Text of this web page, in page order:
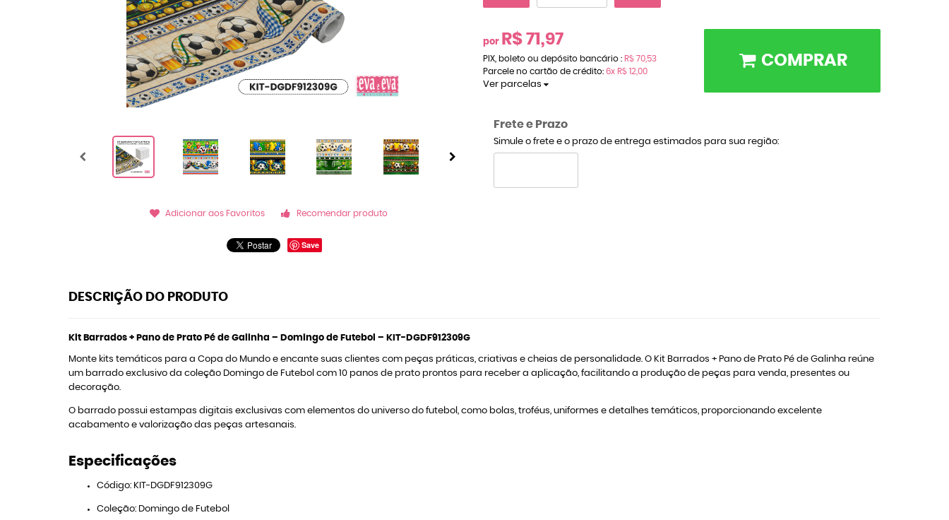
Adicionar aos Favoritos Recomendar produto
Save
por R$ 71,97
PIX, boleto ou depósito bancário : R$ 70,53
Parcele no cartão de crédito: 6x R$ 12,00
Ver parcelas
COMPRAR
Frete e Prazo
Simule o frete e o prazo de entrega estimados para sua região:
DESCRIÇÃO DO PRODUTO
Kit Barrados + Pano de Prato Pé de Galinha – Domingo de Futebol – KIT-DGDF912309G
Monte kits temáticos para a Copa do Mundo e encante suas clientes com peças práticas, criativas e cheias de personalidade. O Kit Barrados + Pano de Prato Pé de Galinha reúne
um barrado exclusivo da coleção Domingo de Futebol com 10 panos de prato prontos para receber a aplicação, facilitando a produção de peças para venda, presentes ou
decoração.
O barrado possui estampas digitais exclusivas com elementos do universo do futebol, como bolas, troféus, uniformes e detalhes temáticos, proporcionando excelente
acabamento e valorização das peças artesanais.
Especificações
Código: KIT-DGDF912309G
Coleção: Domingo de Futebol